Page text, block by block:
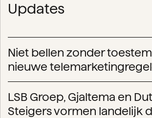
Updates
Niet bellen zonder
nieuwe
LSB Groep, Gjaltema en
Steigers vormen landelijk